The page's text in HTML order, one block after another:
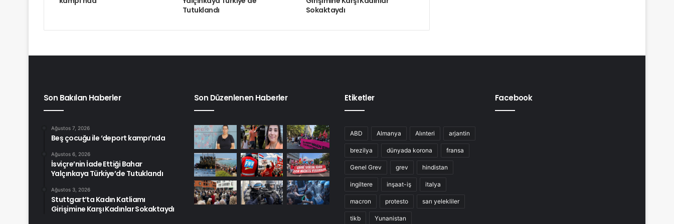
Tutuklandı
Sokaktaydı
Son Bakılan Haberler
Ağustos 7, 2026
Beş çocuğu ile ‘deport kampı’nda
Ağustos 6, 2026
İsviçre’nin İade Ettiği Bahar
Yalçınkaya Türkiye’de Tutuklandı
Ağustos 3, 2026
Stuttgart’ta Kadın Katliamı
Girişimine Karşı Kadınlar Sokaktaydı
Son Düzenlenen Haberler Etiketler
ABD Almanya Alınteri arjantin
brezilya dünyada korona fransa
Genel Grev grev hindistan
ingiltere inşaat-iş italya
macron protesto sarı yelekliler
tikb Yunanistan
Facebook